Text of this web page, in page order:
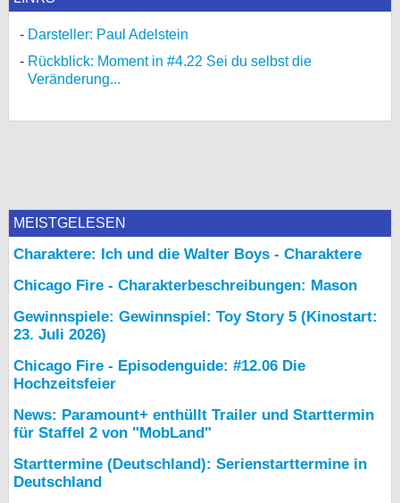
Darsteller: Paul Adelstein
Rückblick: Moment in #4.22 Sei du selbst die
Veränderung...
MEISTGELESEN
Charaktere: Ich und die Walter Boys - Charaktere
Chicago Fire - Charakterbeschreibungen: Mason
Gewinnspiele: Gewinnspiel: Toy Story 5 (Kinostart:
23. Juli 2026)
Chicago Fire - Episodenguide: #12.06 Die
Hochzeitsfeier
News: Paramount+ enthüllt Trailer und Starttermin
für Staffel 2 von "MobLand"
Starttermine (Deutschland): Serienstarttermine in
Deutschland